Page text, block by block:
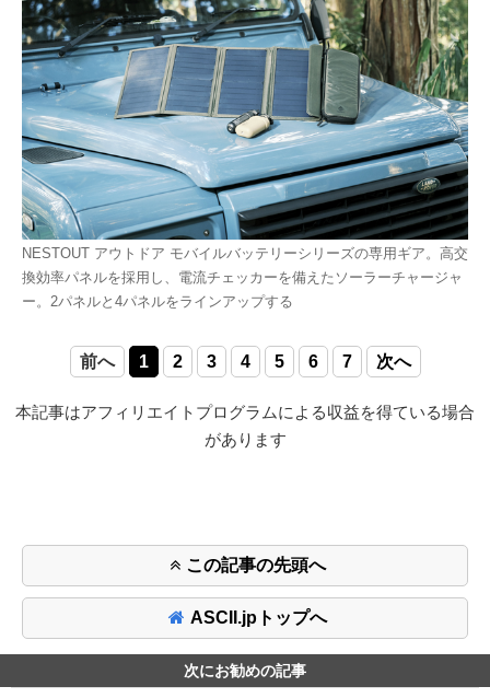
NESTOUT アウトドア モバイルバッテリーシリーズの専用ギア。高交
換効率パネルを採用し、電流チェッカーを備えたソーラーチャージャ
ー。2パネルと4パネルをラインアップする
前へ 1 2 3 4 5 6 7 次へ
本記事はアフィリエイトプログラムによる収益を得ている場合
があります
この記事の先頭へ
ASCII.jpトップへ
次にお勧めの記事